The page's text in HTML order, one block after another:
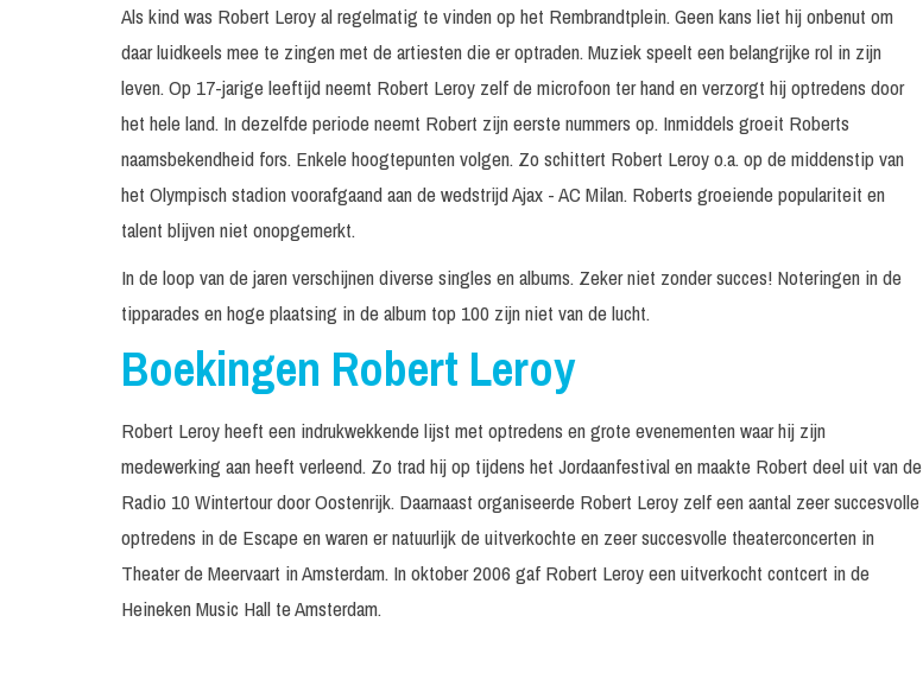
Als kind was Robert Leroy al regelmatig te vinden op het Rembrandtplein. Geen kans liet hij onbenut om
daar luidkeels mee te zingen met de artiesten die er optraden. Muziek speelt een belangrijke rol in zijn
leven. Op 17-jarige leeftijd neemt Robert Leroy zelf de microfoon ter hand en verzorgt hij optredens door
het hele land. In dezelfde periode neemt Robert zijn eerste nummers op. Inmiddels groeit Roberts
naamsbekendheid fors. Enkele hoogtepunten volgen. Zo schittert Robert Leroy o.a. op de middenstip van
het Olympisch stadion voorafgaand aan de wedstrijd Ajax - AC Milan. Roberts groeiende populariteit en
talent blijven niet onopgemerkt.
In de loop van de jaren verschijnen diverse singles en albums. Zeker niet zonder succes! Noteringen in de
tipparades en hoge plaatsing in de album top 100 zijn niet van de lucht.
Boekingen Robert Leroy
Robert Leroy heeft een indrukwekkende lijst met optredens en grote evenementen waar hij zijn
medewerking aan heeft verleend. Zo trad hij op tijdens het Jordaanfestival en maakte Robert deel uit van de
Radio 10 Wintertour door Oostenrijk. Daarnaast organiseerde Robert Leroy zelf een aantal zeer succesvolle
optredens in de Escape en waren er natuurlijk de uitverkochte en zeer succesvolle theaterconcerten in
Theater de Meervaart in Amsterdam. In oktober 2006 gaf Robert Leroy een uitverkocht contcert in de
Heineken Music Hall te Amsterdam.